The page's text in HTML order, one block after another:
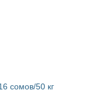
сомов/50 кг